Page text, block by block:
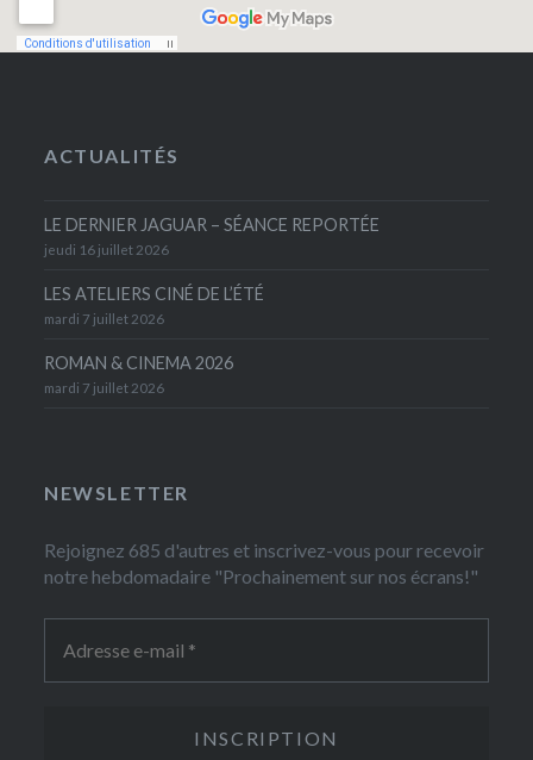
ACTUALITÉS
LE DERNIER JAGUAR – SÉANCE REPORTÉE
jeudi 16 juillet 2026
LES ATELIERS CINÉ DE L’ÉTÉ
mardi 7 juillet 2026
ROMAN & CINEMA 2026
mardi 7 juillet 2026
NEWSLETTER
Rejoignez 685 d'autres et inscrivez-vous pour recevoir
notre hebdomadaire "Prochainement sur nos écrans!"